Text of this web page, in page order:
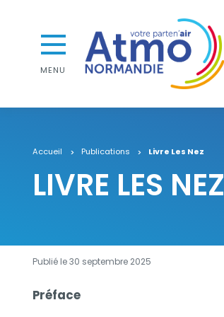
Aller au premier menu de navigation
Aller à la recherche
MENU
Accueil Publications Livre Les Nez
LIVRE LES NEZ
Publié le 30 septembre 2025
Description
Préface